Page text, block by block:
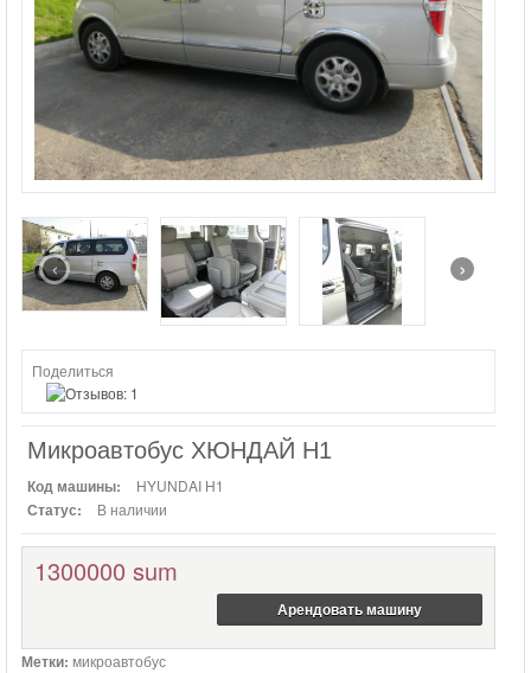
ЛЕГКОВЫЕ МАШИНЫ
ДЖИПЫ
‹ ›
Поделиться
Микроавтобус ХЮНДАЙ H1
Код машины: HYUNDAI H1
Статус: В наличии
1300000 sum
Арендовать машину
Метки: микроавтобус